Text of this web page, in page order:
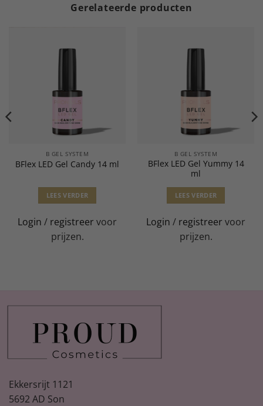
Gerelateerde producten
B GEL SYSTEM
BFlex LED Gel Candy 14 ml
LEES VERDER
Login / registreer voor
prijzen.
B GEL SYSTEM
BFlex LED Gel Yummy 14
ml
LEES VERDER
Login / registreer voor
prijzen.
Ekkersrijt 1121
5692 AD Son